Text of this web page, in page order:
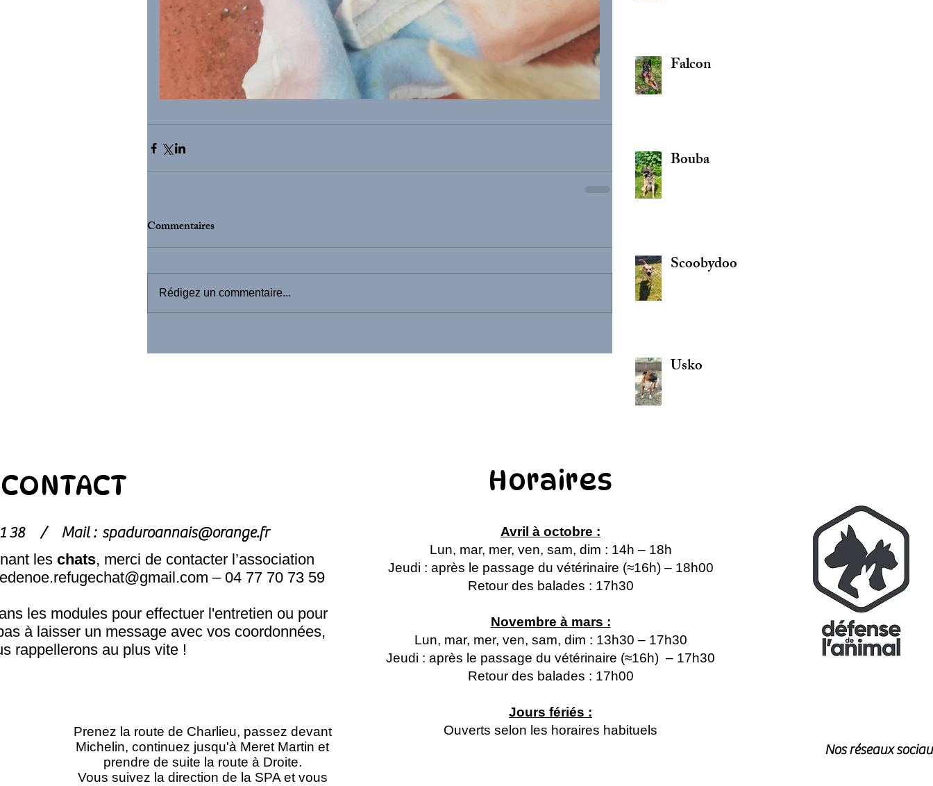
Commentaires
Rédigez un commentaire...
Falcon
Bouba
Scoobydoo
Usko
CONTACT
81 38 / Mail : spaduroannais@orange.fr
les chats, merci de contacter l’association
– 04 77 70 73 59
les modules pour effectuer l'entretien ou pour
à laisser un message avec vos coordonnées,
rappellerons au plus vite !
Prenez la route de Charlieu, passez devant
Michelin, continuez jusqu'à Meret Martin et
prendre de suite la route à Droite.
Vous suivez la direction de la SPA et vous
Horaires
Avril à octobre :
Lun, mar, mer, ven, sam, dim : 14h – 18h
Jeudi : après le passage du vétérinaire (≈16h) – 18h00
Retour des balades : 17h30
Novembre à mars :
Lun, mar, mer, ven, sam, dim : 13h30 – 17h30
Jeudi : après le passage du vétérinaire (≈16h) – 17h30
Retour des balades : 17h00
Jours fériés :
Ouverts selon les horaires habituels
Nos réseaux